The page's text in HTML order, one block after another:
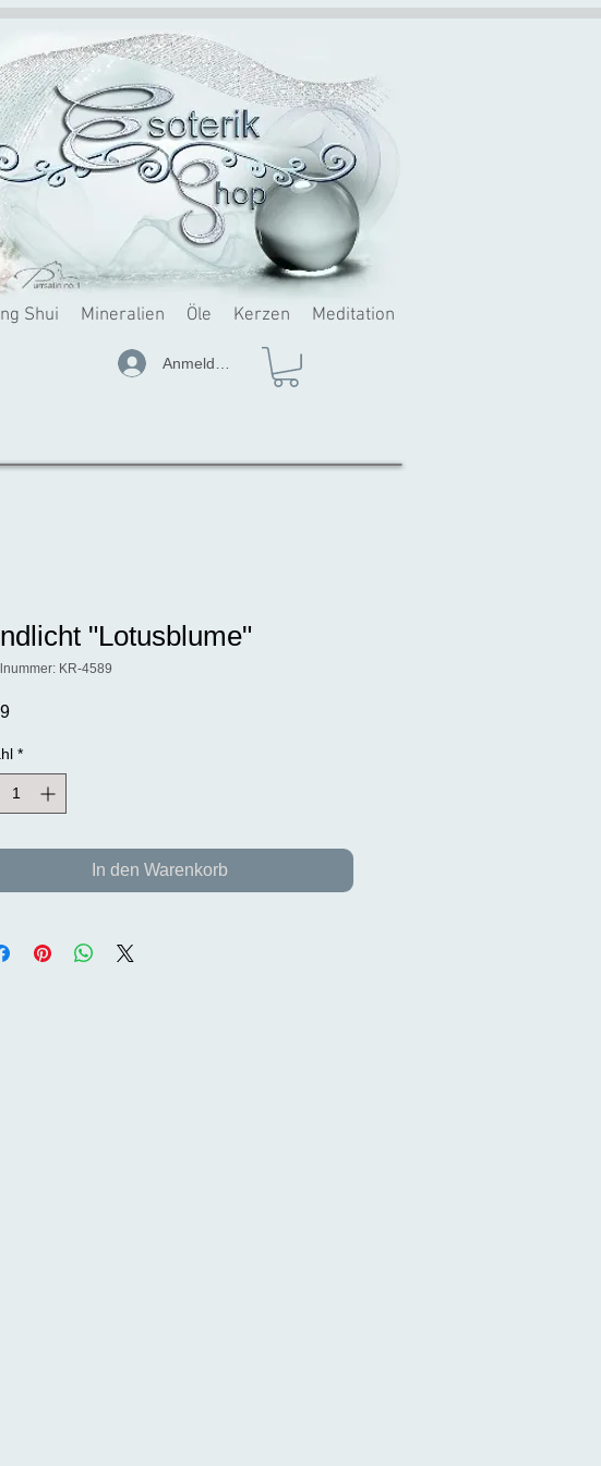
Shui Mineralien Öle Kerzen Meditation
Anmelden
"Lotusblume"
KR-4589
Preis
*
In den Warenkorb